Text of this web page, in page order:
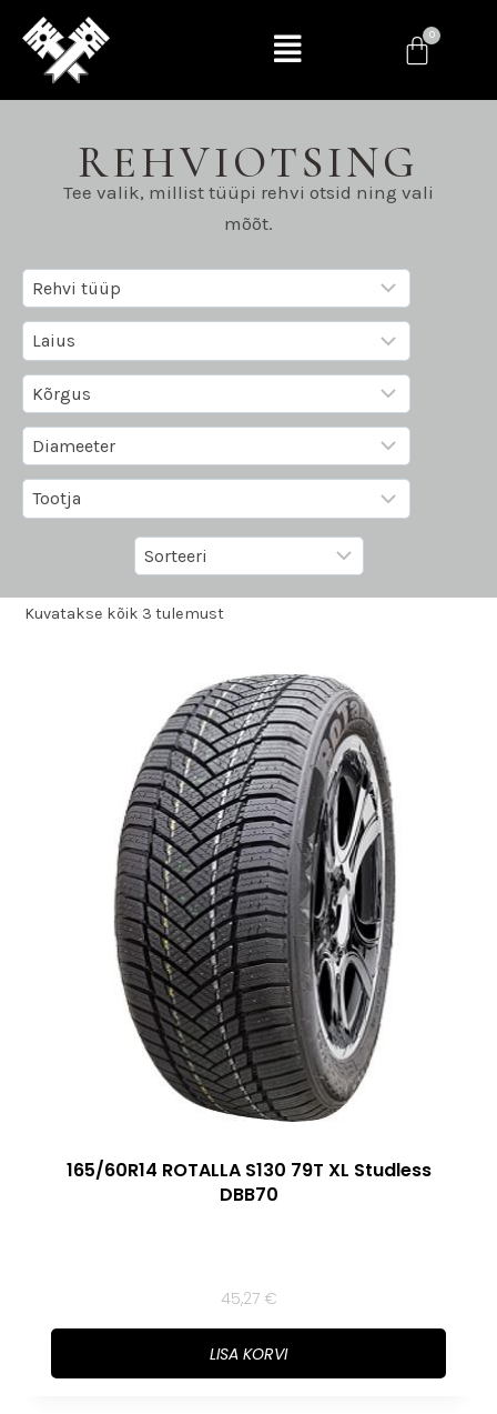
REHVIOTSING
Tee valik, millist tüüpi rehvi otsid ning vali
mõõt.
Kuvatakse kõik 3 tulemust
165/60R14 ROTALLA S130 79T XL Studless
DBB70
45,27 €
LISA KORVI